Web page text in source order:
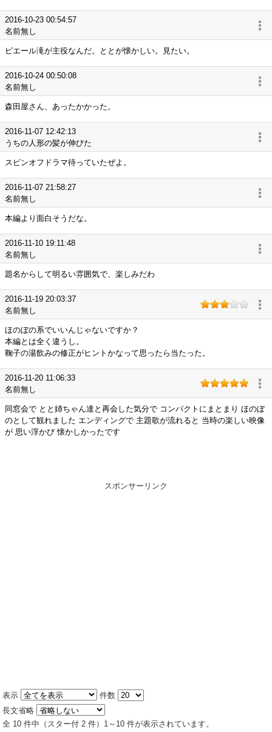
2016-10-23 00:54:57
名前無し
ピエール滝が主役なんだ。ととが懐かしい。見たい。
2016-10-24 00:50:08
名前無し
森田屋さん、あったかかった。
2016-11-07 12:42:13
うちの人形の髪が伸びた
スピンオフドラマ待っていたぜよ。
2016-11-07 21:58:27
名前無し
本編より面白そうだな。
2016-11-10 19:11:48
名前無し
題名からして明るい雰囲気で、楽しみだわ
2016-11-19 20:03:37
名前無し
ほのぼの系でいいんじゃないですか？
本編とは全く違うし。
鞠子の湯飲みの修正がヒントかなって思ったら当たった。
2016-11-20 11:06:33
名前無し
同窓会で とと姉ちゃん達と再会した気分で コンパクトにまとまり ほのぼ
のとして観れました エンディングで 主題歌が流れると 当時の楽しい映像
が 思い浮かび 懐かしかったです
スポンサーリンク
表示
件数
長文省略
全 10 件中（スター付 2 件）1～10 件が表示されています。